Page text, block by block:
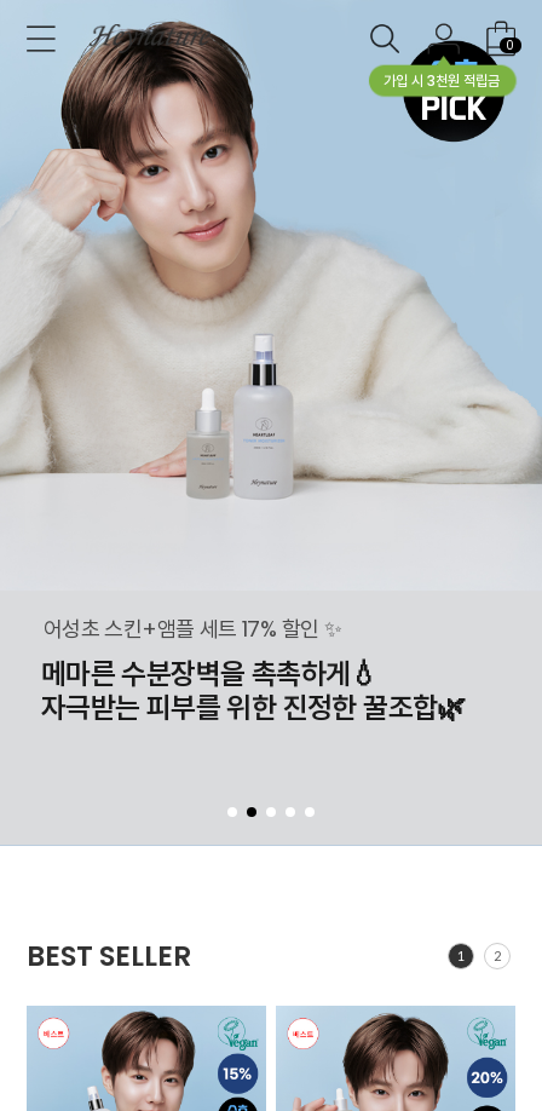
가입 시 3천원 적립금
0
어성초 스킨+앰플 세트 17% 할인 ✨
메마른 수분장벽을 촉촉하게💧
자극받는 피부를 위한 진정한 꿀조합🌿
BEST SELLER 1 2